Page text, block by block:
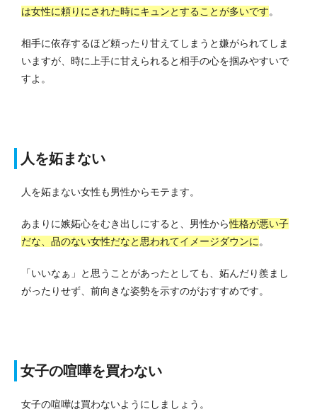
は女性に頼りにされた時にキュンとすることが多いです。
相手に依存するほど頼ったり甘えてしまうと嫌がられてしま
いますが、時に上手に甘えられると相手の心を掴みやすいで
すよ。
人を妬まない
人を妬まない女性も男性からモテます。
あまりに嫉妬心をむき出しにすると、男性から性格が悪い子
だな、品のない女性だなと思われてイメージダウンに 。
「いいなぁ」と思うことがあったとしても、妬んだり羨まし
がったりせず、前向きな姿勢を示すのがおすすめです。
女子の喧嘩を買わない
女子の喧嘩は買わないようにしましょう。